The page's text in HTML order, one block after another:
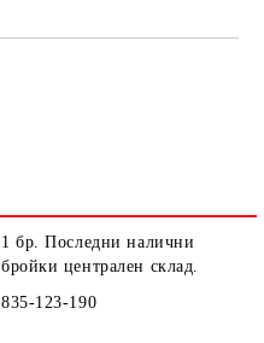
1 бр. Последни налични
бройки централен склад.
835-123-190